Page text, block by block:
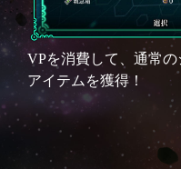
VPを消費して、通常
アイテムを獲得！